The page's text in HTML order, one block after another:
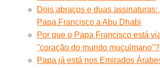
Dois abraços e duas assinaturas:
Papa Francisco a Abu Dhabi
Por que o Papa Francisco está
''coração do mundo muçulmano''?
Papa já está nos Emirados